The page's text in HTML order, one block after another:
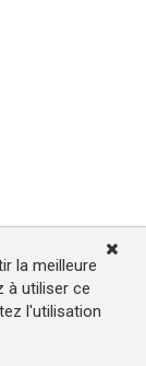
la meilleure
à utiliser ce
l'utilisation